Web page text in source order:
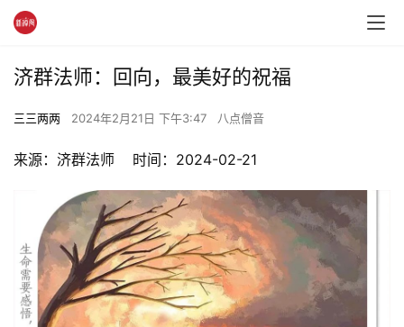
济群法师：回向，最美好的祝福
三三两两 2024年2月21日 下午3:47 八点僧音
来源：济群法师    时间：2024-02-21